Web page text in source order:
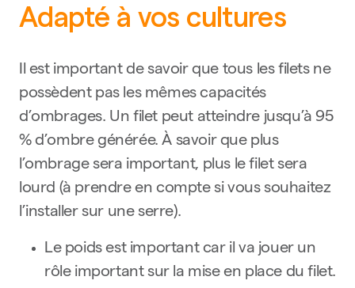
Adapté à vos cultures
Il est important de savoir que tous les filets ne
possèdent pas les mêmes capacités
d’ombrages. Un filet peut atteindre jusqu’à 95
% d’ombre générée. À savoir que plus
l’ombrage sera important, plus le filet sera
lourd (à prendre en compte si vous souhaitez
l’installer sur une serre).
Le poids est important car il va jouer un
rôle important sur la mise en place du filet.